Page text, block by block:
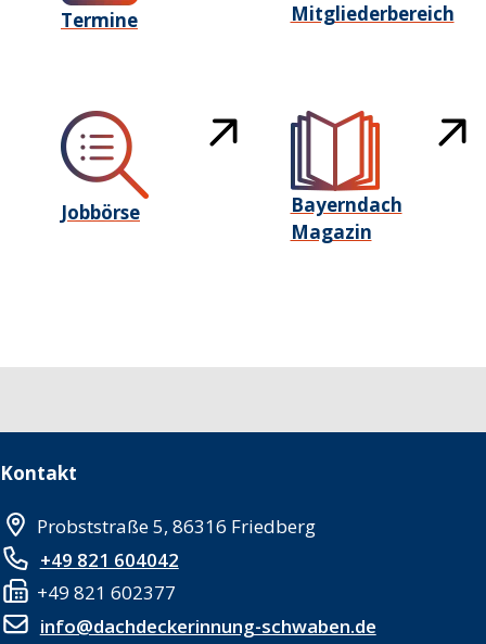
Termine Mitgliederbereich
Jobbörse
Bayerndach
Magazin
Kontakt
Probststraße 5, 86316 Friedberg
+49 821 604042
+49 821 602377
info@dachdeckerinnung-schwaben.de